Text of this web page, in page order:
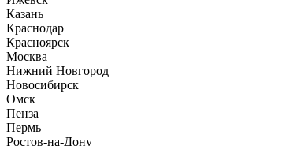
Казань
Краснодар
Красноярск
Москва
Нижний Новгород
Новосибирск
Омск
Пенза
Пермь
Ростов-на-Дону